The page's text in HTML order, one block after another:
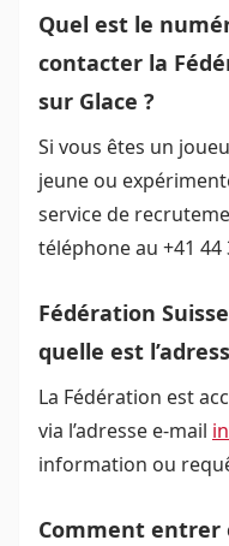
Quel est le
contacter la
sur Glace ?
Si vous êtes un
jeune ou
service de
téléphone au +41 44
Fédération
quelle est
La Fédération est
via l’adresse e-mail
information ou
Comment entrer